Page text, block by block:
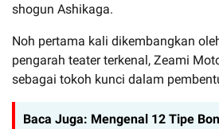
shogun Ashikaga.
Noh pertama kali dikembangkan
pengarah teater terkenal, Zeami
sebagai tokoh kunci dalam
Baca Juga: Mengenal 12 Tipe